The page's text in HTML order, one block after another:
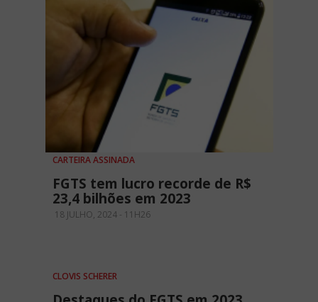
CARTEIRA ASSINADA
FGTS tem lucro recorde de R$
23,4 bilhões em 2023
18 JULHO, 2024 - 11H26
CLOVIS SCHERER